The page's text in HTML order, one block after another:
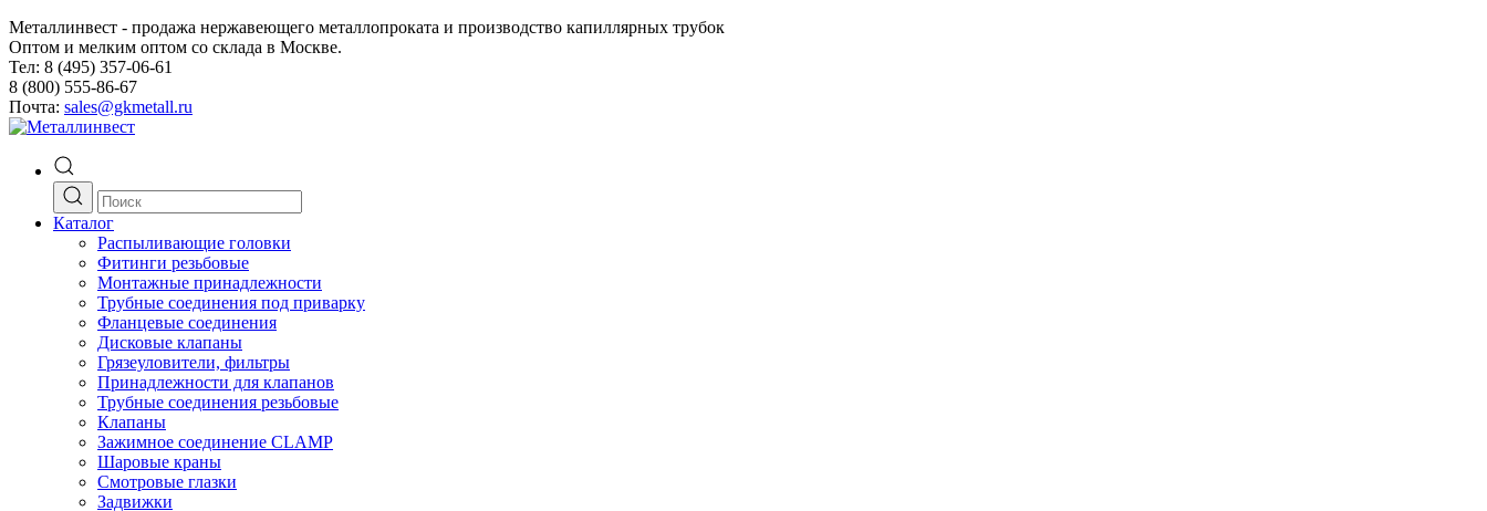
Металлинвест - продажа нержавеющего металлопроката и производство капиллярных трубок
Оптом и мелким оптом со склада в Москве.
Тел: 8 (495) 357-06-61
8 (800) 555-86-67
Почта: sales@gkmetall.ru
Каталог
Распыливающие головки
Фитинги резьбовые
Монтажные принадлежности
Трубные соединения под приварку
Фланцевые соединения
Дисковые клапаны
Грязеуловители, фильтры
Принадлежности для клапанов
Трубные соединения резьбовые
Клапаны
Зажимное соединение CLAMP
Шаровые краны
Смотровые глазки
Задвижки